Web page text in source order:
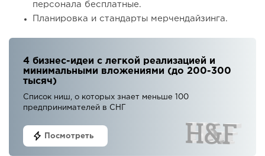
персонала бесплатные.
Планировка и стандарты мерчендайзинга.
4 бизнес-идеи с легкой реализацией и
минимальными вложениями (до 200-300
тысяч)
Список ниш, о которых знает меньше 100
предпринимателей в СНГ
Посмотреть